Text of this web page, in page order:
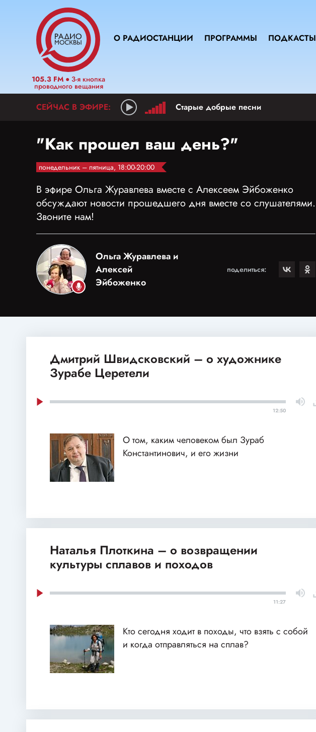
105.3 FM ● 3-я кнопка
проводного вещания
О РАДИОСТАНЦИИ ПРОГРАММЫ ПОДКАСТЫ
Старые добрые песни
"Как прошел ваш день?"
понедельник – пятница, 18:00-20:00
В эфире Ольга Журавлева вместе с Алексеем Эйбоженко
обсуждают новости прошедшего дня вместе со слушателями.
Звоните нам!
Ольга Журавлева и
Алексей
Эйбоженко
поделиться:
Дмитрий Швидсковский – о художнике
Зурабе Церетели
12:50
О том, каким человеком был Зураб
Константинович, и его жизни
Наталья Плоткина – о возвращении
культуры сплавов и походов
11:27
Кто сегодня ходит в походы, что взять с собой
и когда отправляться на сплав?